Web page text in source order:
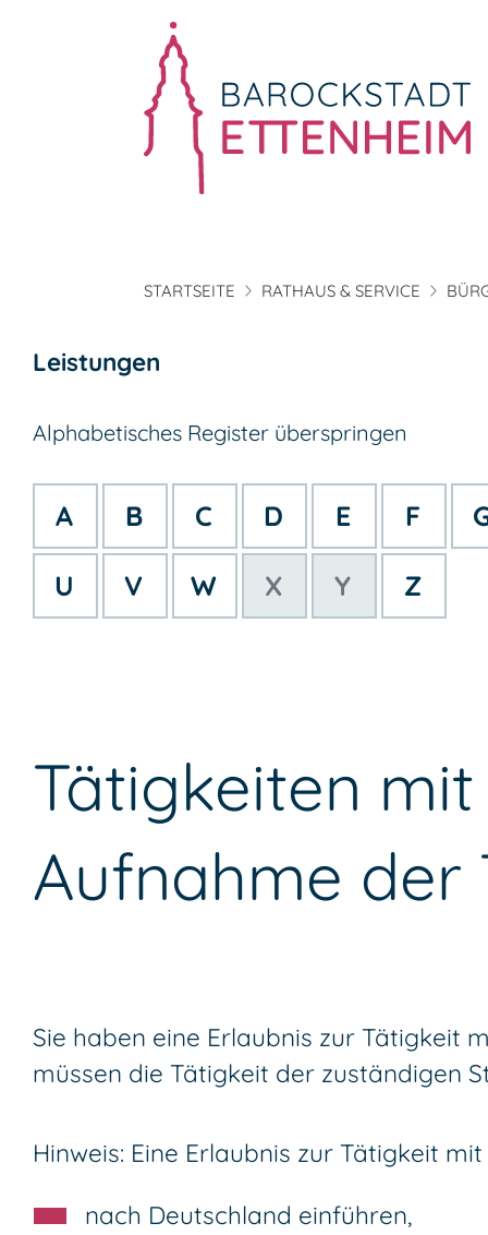
STARTSEITE RATHAUS & SERVICE
Leistungen
Alphabetisches Register überspringen
A B C D E F
U V W X Y Z
Tätigkeiten
Aufnahme der
Sie haben eine Erlaubnis zur Tätigkeit
müssen die Tätigkeit der zuständigen
Hinweis: Eine Erlaubnis zur Tätigkeit
nach Deutschland einführen,